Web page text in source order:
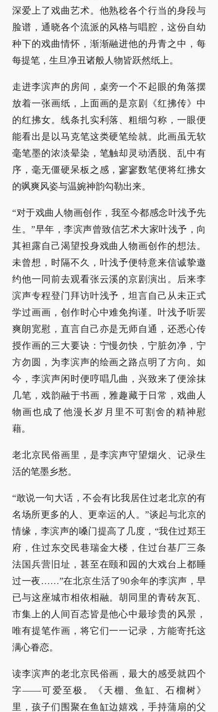
深爱上了戏曲艺术。他熟稔各个行当的身段与
脸谱，通晓各个流派的风格与唱腔，这份自幼
种下的戏曲情怀，渐渐融进他的丹青之中，每
每提笔，生旦净丑诸般人物皆跃然纸上。
走进李滨声的房间，桌旁一个不起眼的角落摆
放着一张画纸，上面画的是京剧《红拂传》中
的红拂女。线条扎实利落、粗细匀称，一眼便
能看出是以马克笔这类硬笔绘就。此画虽无软
毫笔墨的浓淡晕染，笔触却灵动洒脱、乱中有
序，毫无僵硬呆板之感，寥寥数笔便将红拂女
的飒爽风姿与温婉神韵勾勒出来。
“对于戏曲人物画创作，我至今都感念叶浅予先
生。”早年，李滨声曾致信艺术大家叶浅予，向
其袒露自己渴望投身戏曲人物画创作的想法。
未曾想，时隔不久，叶浅予便特意来信诚挚邀
约他一同前去观看张云溪的京剧演出。后来李
滨声专程登门拜访叶浅予，坦言自己从未正式
学过画画，创作时心中难免拘谨。叶浅予听罢
爽朗宽慰，直言自己亦是无师自通，还悉心传
授作画的三大要诀：宁慢勿快，宁脏勿净，宁
方勿圆，为李滨声的绘画之路点明了方向。如
今，李滨声闲时便哼唱几曲，兴致来了便涂抹
几笔，戏韵融于书画，雅趣藏于日常，戏曲人
物画也成了他漫长岁月里不可割舍的精神慰
藉。
老北京民俗画里，是李滨声守望烟火、记录生
活的笔墨乡愁。
“敢说一句大话，不会有比我居住过老北京的有
名场所更多的人、更幸运的人。”谈起与北京的
情缘，李滨声的嗓门提高了几度，“我住过郑王
府，住过东交民巷瑞金大楼，住过台基厂三条
法国兵营旧址，甚至在颐和园的大戏台上都睡
过一夜……”在北京生活了90余年的李滨声，早
已与这座城市相依相融。胡同里的青砖灰瓦、
市集上的人间百态皆是他心中最珍贵的风景，
唯有提笔作画，将它们一一记录，方能寄托这
满心眷恋。
读李滨声的老北京民俗画，最大的感受就四个
字——可爱至极。《天棚、鱼缸、石榴树》
里，孩子们围聚在鱼缸边嬉戏，手持蒲扇的父